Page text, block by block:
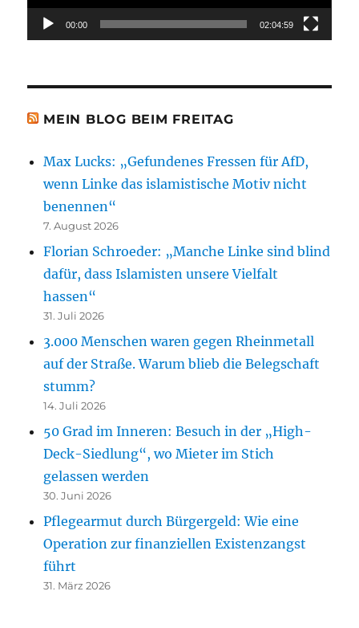
00:00 02:04:59
MEIN BLOG BEIM FREITAG
Max Lucks: „Gefundenes Fressen für AfD,
wenn Linke das islamistische Motiv nicht
benennen“
7. August 2026
Florian Schroeder: „Manche Linke sind blind
dafür, dass Islamisten unsere Vielfalt
hassen“
31. Juli 2026
3.000 Menschen waren gegen Rheinmetall
auf der Straße. Warum blieb die Belegschaft
stumm?
14. Juli 2026
50 Grad im Inneren: Besuch in der „High-
Deck-Siedlung“, wo Mieter im Stich
gelassen werden
30. Juni 2026
Pflegearmut durch Bürgergeld: Wie eine
Operation zur finanziellen Existenzangst
führt
31. März 2026